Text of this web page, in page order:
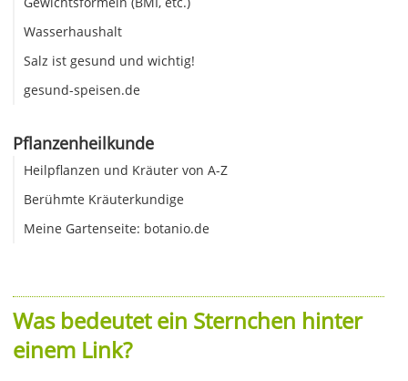
Wasserhaushalt
Salz ist gesund und wichtig!
gesund-speisen.de
Pflanzenheilkunde
Heilpflanzen und Kräuter von A-Z
Berühmte Kräuterkundige
Meine Gartenseite: botanio.de
Was bedeutet ein Sternchen hinter
einem Link?